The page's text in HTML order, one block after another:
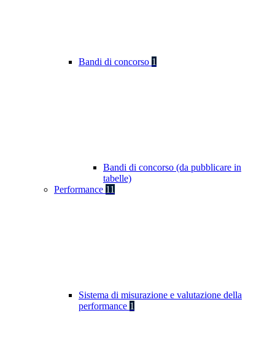
Bandi di concorso 1
Bandi di concorso (da pubblicare in
tabelle)
Performance 11
Sistema di misurazione e valutazione della
performance 1